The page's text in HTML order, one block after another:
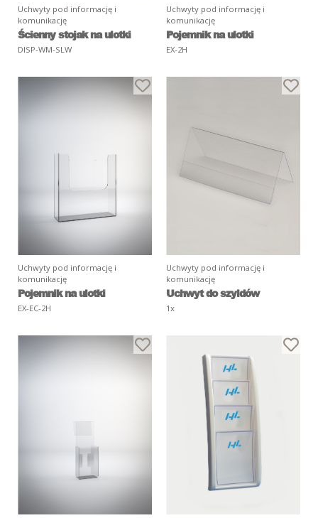
Uchwyty pod informację i
komunikację
Ścienny stojak na ulotki
DISP-WM-SLW
Uchwyty pod informację i
komunikację
Pojemnik na ulotki
EX-2H
Uchwyty pod informację i
komunikację
Pojemnik na ulotki
EX-EC-2H
Uchwyty pod informację i
komunikację
Uchwyt do szyldów
1x